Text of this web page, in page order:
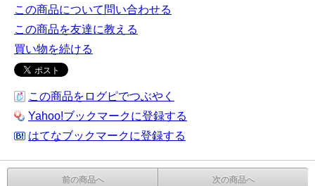
この商品について問い合わせる
この商品を友達に教える
買い物を続ける
この商品をログピでつぶやく
Yahoo!ブックマークに登録する
はてなブックマークに登録する
前の商品へ 次の商品へ